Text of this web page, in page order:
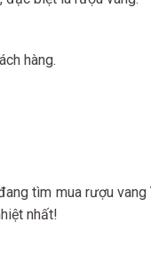
hàng.
tìm mua rượu
nhất!